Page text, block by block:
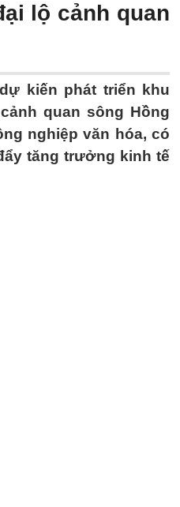
lộ cảnh quan
kiến phát triển khu
quan sông Hồng
nghiệp văn hóa, có
tăng trưởng kinh tế